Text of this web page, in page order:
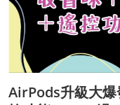
AirPods升級大